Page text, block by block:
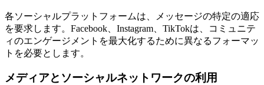
各ソーシャルプラットフォームは、メッセージの特定の適応
を要求します。Facebook、Instagram、TikTokは、コミュニテ
ィのエンゲージメントを最大化するために異なるフォーマッ
トを必要とします。
メディアとソーシャルネットワークの利用